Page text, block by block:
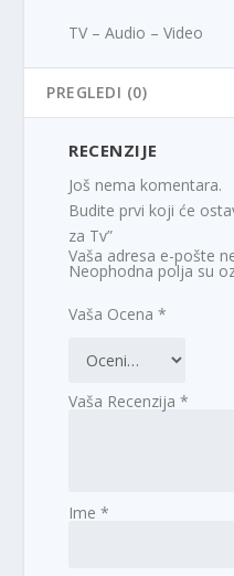
TV – Audio – Video
PREGLEDI (0)
RECENZIJE
Još nema komentara.
Budite prvi koji će
za Tv”
Vaša adresa e-pošte
Neophodna polja su
Vaša Ocena*
Vaša Recenzija*
Ime*